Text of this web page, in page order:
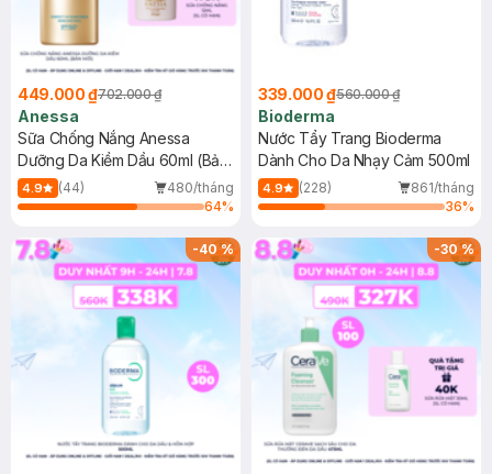
449.000 ₫702.000 ₫
Anessa
Sữa Chống Nắng Anessa
Dưỡng Da Kiềm Dầu 60ml (Bản
Mới)
4.9 (44)
480/tháng
64%
339.000 ₫560.000 ₫
Bioderma
Nước Tẩy Trang Bioderma
Dành Cho Da Nhạy Cảm 500ml
4.9 (228)
861/tháng
36%
-40% -30%